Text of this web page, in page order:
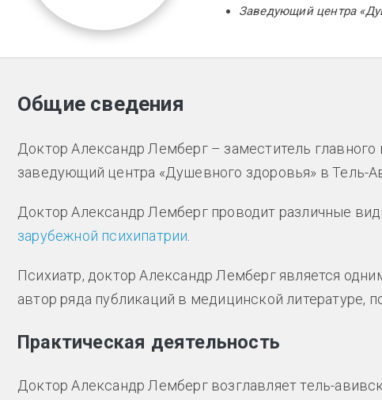
Заведующий центра
Общие сведения
Доктор Александр Лемберг – заместитель главного
заведующий центра «Душевного здоровья» в Тель-
Доктор Александр Лемберг проводит различные
зарубежной психипатрии.
Психиатр, доктор Александр Лемберг является
автор ряда публикаций в медицинской литературе,
Практическая деятельность
Доктор Александр Лемберг возглавляет тель-